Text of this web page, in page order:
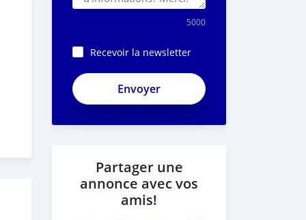
5000
Recevoir la newsletter
Partager une
annonce avec vos
amis!